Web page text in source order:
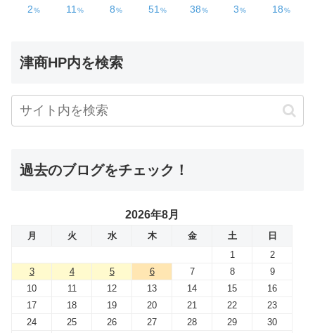
津商HP内を検索
過去のブログをチェック！
2026年8月
月 火 水 木 金 土
日
1
2
3
4 5 6 7 8
9
10
11 12 13 14 15
16
17
18 19 20 21 22
23
24
25 26 27 28 29
30